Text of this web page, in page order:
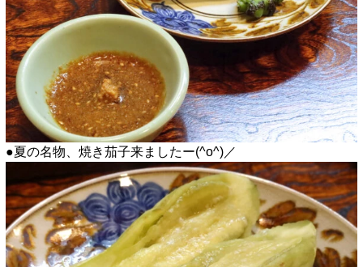
●夏の名物、焼き茄子来ましたー(^o^)／